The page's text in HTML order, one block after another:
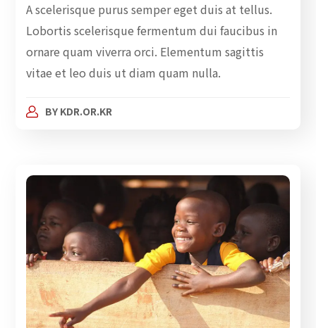
A scelerisque purus semper eget duis at tellus.
Lobortis scelerisque fermentum dui faucibus in
ornare quam viverra orci. Elementum sagittis
vitae et leo duis ut diam quam nulla.
BY KDR.OR.KR